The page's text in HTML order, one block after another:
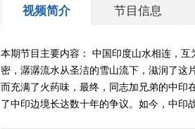
视频简介 节目信息
本期节目主要内容： 中国印度山水相连，
密，潺潺流水从圣洁的雪山流下，滋润了这
而充满了火药味，最终，同志加兄弟的中印
了中印边境长达数十年的争议。如今，中印